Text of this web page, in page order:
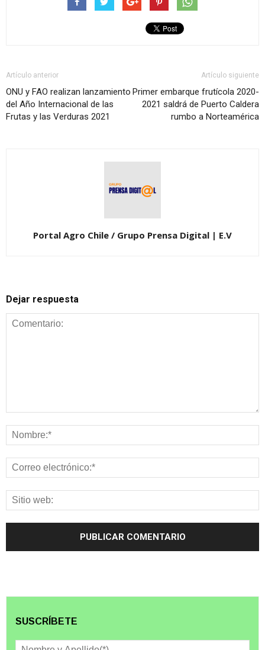
Artículo anterior
ONU y FAO realizan lanzamiento
del Año Internacional de las
Frutas y las Verduras 2021
Artículo siguiente
Primer embarque frutícola 2020-
2021 saldrá de Puerto Caldera
rumbo a Norteamérica
Portal Agro Chile / Grupo Prensa Digital | E.V
Dejar respuesta
SUSCRÍBETE